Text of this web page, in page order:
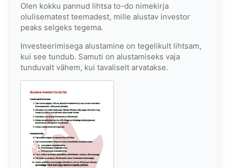
Olen kokku pannud lihtsa to-do nimekirja
olulisematest teemadest, mille alustav investor
peaks selgeks tegema.
Investeerimisega alustamine on tegelikult lihtsam,
kui see tundub. Samuti on alustamiseks vaja
tunduvalt vähem, kui tavaliselt arvatakse.